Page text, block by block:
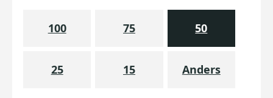
100 75 50
25 15 Anders